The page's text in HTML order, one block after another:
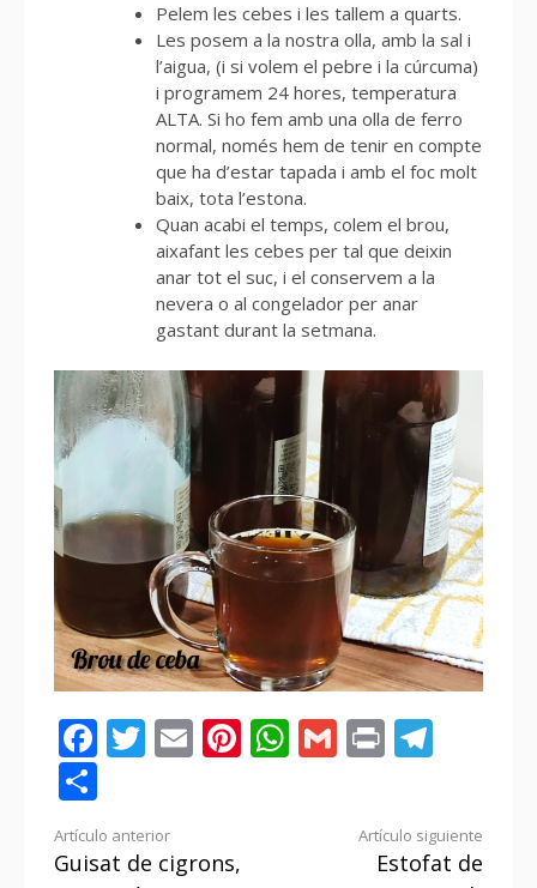
Pelem les cebes i les tallem a quarts.
Les posem a la nostra olla, amb la sal i
l’aigua, (i si volem el pebre i la cúrcuma)
i programem 24 hores, temperatura
ALTA. Si ho fem amb una olla de ferro
normal, només hem de tenir en compte
que ha d’estar tapada i amb el foc molt
baix, tota l’estona.
Quan acabi el temps, colem el brou,
aixafant les cebes per tal que deixin
anar tot el suc, i el conservem a la
nevera o al congelador per anar
gastant durant la setmana.
Facebook
Twitter
EmailPinterest
WhatsApp
Gmail
Print
Seguir
Artículo anterior
Guisat de cigrons,
Artículo siguiente
Estofat de